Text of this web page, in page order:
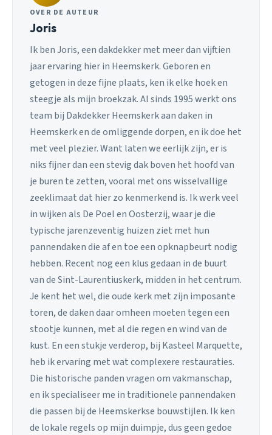
OVER DE AUTEUR
Joris
Ik ben Joris, een dakdekker met meer dan vijftien
jaar ervaring hier in Heemskerk. Geboren en
getogen in deze fijne plaats, ken ik elke hoek en
steegje als mijn broekzak. Al sinds 1995 werkt ons
team bij Dakdekker Heemskerk aan daken in
Heemskerk en de omliggende dorpen, en ik doe het
met veel plezier. Want laten we eerlijk zijn, er is
niks fijner dan een stevig dak boven het hoofd van
je buren te zetten, vooral met ons wisselvallige
zeeklimaat dat hier zo kenmerkend is. Ik werk veel
in wijken als De Poel en Oosterzij, waar je die
typische jarenzeventig huizen ziet met hun
pannendaken die af en toe een opknapbeurt nodig
hebben. Recent nog een klus gedaan in de buurt
van de Sint-Laurentiuskerk, midden in het centrum.
Je kent het wel, die oude kerk met zijn imposante
toren, de daken daar omheen moeten tegen een
stootje kunnen, met al die regen en wind van de
kust. En een stukje verderop, bij Kasteel Marquette,
heb ik ervaring met wat complexere restauraties.
Die historische panden vragen om vakmanschap,
en ik specialiseer me in traditionele pannendaken
die passen bij de Heemskerkse bouwstijlen. Ik ken
de lokale regels op mijn duimpje, dus geen gedoe